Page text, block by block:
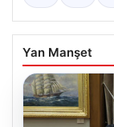
Yan Manşet